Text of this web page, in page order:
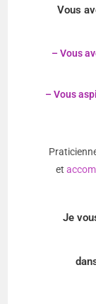
Vous
– Vous
– Vous
et
Je